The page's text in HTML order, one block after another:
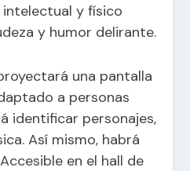
y físico
y humor delirante.
una pantalla
a personas
identificar personajes,
Así mismo, habrá
en el hall de